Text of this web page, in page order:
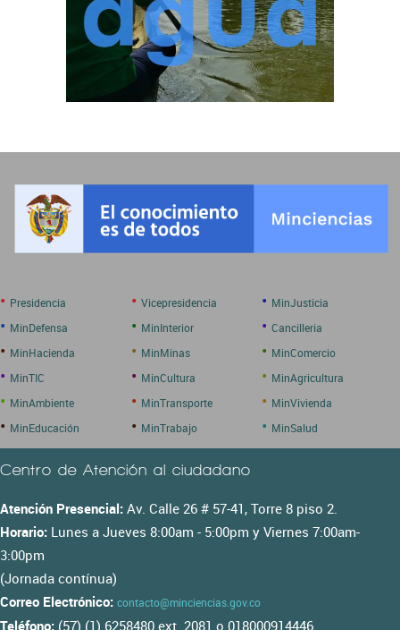
• Presidencia • Vicepresidencia • MinJusticia
• MinDefensa • MinInterior • Cancilleria
• MinHacienda • MinMinas • MinComercio
• MinTIC • MinCultura • MinAgricultura
• MinAmbiente • MinTransporte • MinVivienda
• MinEducación • MinTrabajo • MinSalud
Centro de Atención al ciudadano
Atención Presencial: Av. Calle 26 # 57-41, Torre 8 piso 2.
Horario: Lunes a Jueves 8:00am - 5:00pm y Viernes 7:00am-
3:00pm
(Jornada contínua)
Correo Electrónico: contacto@minciencias.gov.co
Teléfono: (57) (1) 6258480 ext. 2081 o 018000914446